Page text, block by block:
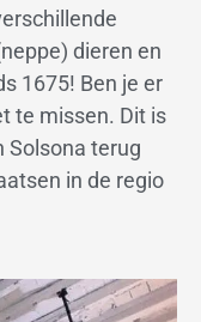
dieren en
1675! Ben je er
te missen. Dit is
Solsona terug
in de regio